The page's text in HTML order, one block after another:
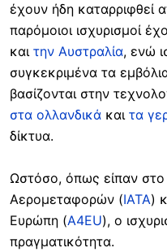
έχουν ήδη καταρριφθεί
παρόμοιοι ισχυρισμοί
και την Αυστραλία, ενώ
συγκεκριμένα τα
βασίζονται στην
στα ολλανδικά και τα
δίκτυα.
Ωστόσο, όπως είπαν
Αερομεταφορών (IATA)
Ευρώπη (A4EU), ο
πραγματικότητα.